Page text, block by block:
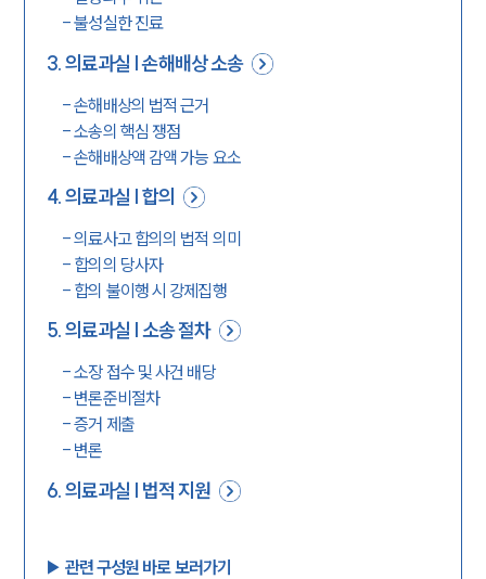
-불성실한 진료
3.의료과실 | 손해배상 소송
-손해배상의 법적 근거
-소송의 핵심 쟁점
-손해배상액 감액 가능 요소
4.의료과실 | 합의
-의료사고 합의의 법적 의미
- 합의의 당사자
- 합의 불이행 시 강제집행
5.의료과실 | 소송 절차
-소장 접수 및 사건 배당
- 변론준비절차
-증거 제출
- 변론
6.의료과실 | 법적 지원
▶︎ 관련 구성원 바로 보러가기